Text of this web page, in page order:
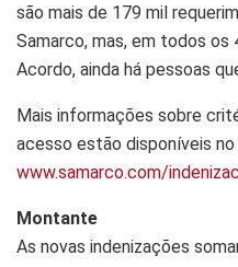
são mais de 179 mil
Samarco, mas, em todos os
Acordo, ainda há pessoas
Mais informações sobre
acesso estão disponíveis
www.samarco.com/
Montante
As novas indenizações